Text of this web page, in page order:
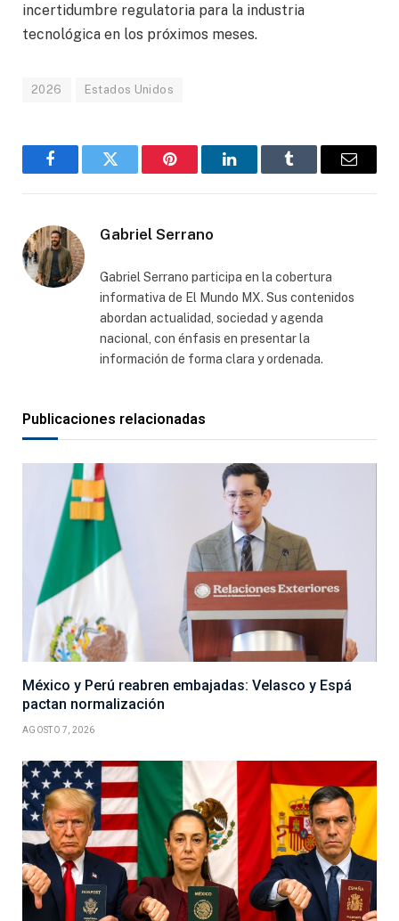
incertidumbre regulatoria para la industria
tecnológica en los próximos meses.
2026 Estados Unidos
FacebookGorjeo Pinterest LinkedInTumblr
Correo
Gabriel Serrano
Gabriel Serrano participa en la cobertura
informativa de El Mundo MX. Sus contenidos
abordan actualidad, sociedad y agenda
nacional, con énfasis en presentar la
información de forma clara y ordenada.
Publicaciones relacionadas
México y Perú reabren embajadas: Velasco y Espá
pactan normalización
AGOSTO 7, 2026